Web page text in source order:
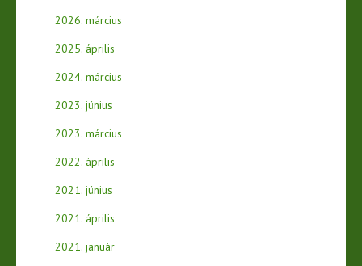
2026. március
2025. április
2024. március
2023. június
2023. március
2022. április
2021. június
2021. április
2021. január